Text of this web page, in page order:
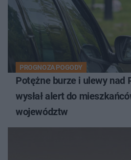
PROGNOZA POGODY
Potężne burze i ulewy nad
wysłał alert do
województw